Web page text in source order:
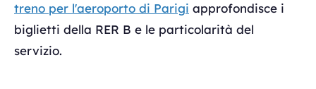
treno per l'aeroporto di Parigi approfondisce i
biglietti della RER B e le particolarità del
servizio.